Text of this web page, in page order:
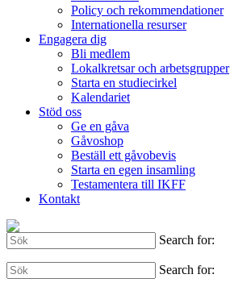
Policy och rekommendationer
Internationella resurser
Engagera dig
Bli medlem
Lokalkretsar och arbetsgrupper
Starta en studiecirkel
Kalendariet
Stöd oss
Ge en gåva
Gåvoshop
Beställ ett gåvobevis
Starta en egen insamling
Testamentera till IKFF
Kontakt
Search for:
Search for: